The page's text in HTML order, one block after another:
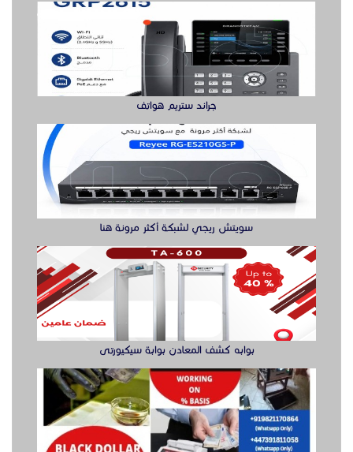
جراند ستريم هواتف
سويتش ريجي لشبكة أكثر مرونة هنا
بوابه كشف المعادن بوابة سيكيورتى